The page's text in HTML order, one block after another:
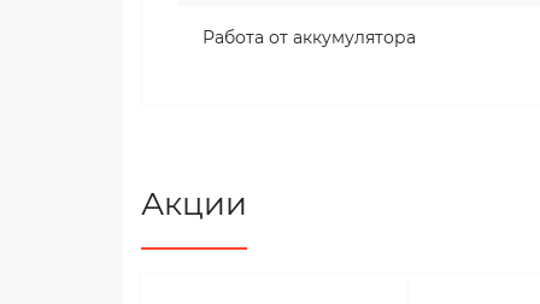
Работа от аккумулятора
Акции